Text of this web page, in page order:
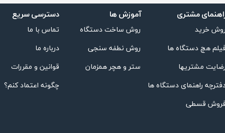
مشتری
خرید
هچ دستگاه ها
مشتریها
راهنمای دستگاه ها
قسطی
آموزش ها
روش ساخت دستگاه
روش نطفه سنجی
ستر و هچر همزمان
دسترسی سریع
تماس با ما
درباره ما
قوانین و مقررات
چگونه اعتماد کنم؟